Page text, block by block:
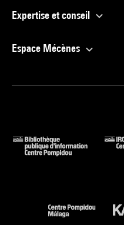
Expertise et conseil
Espace Mécènes